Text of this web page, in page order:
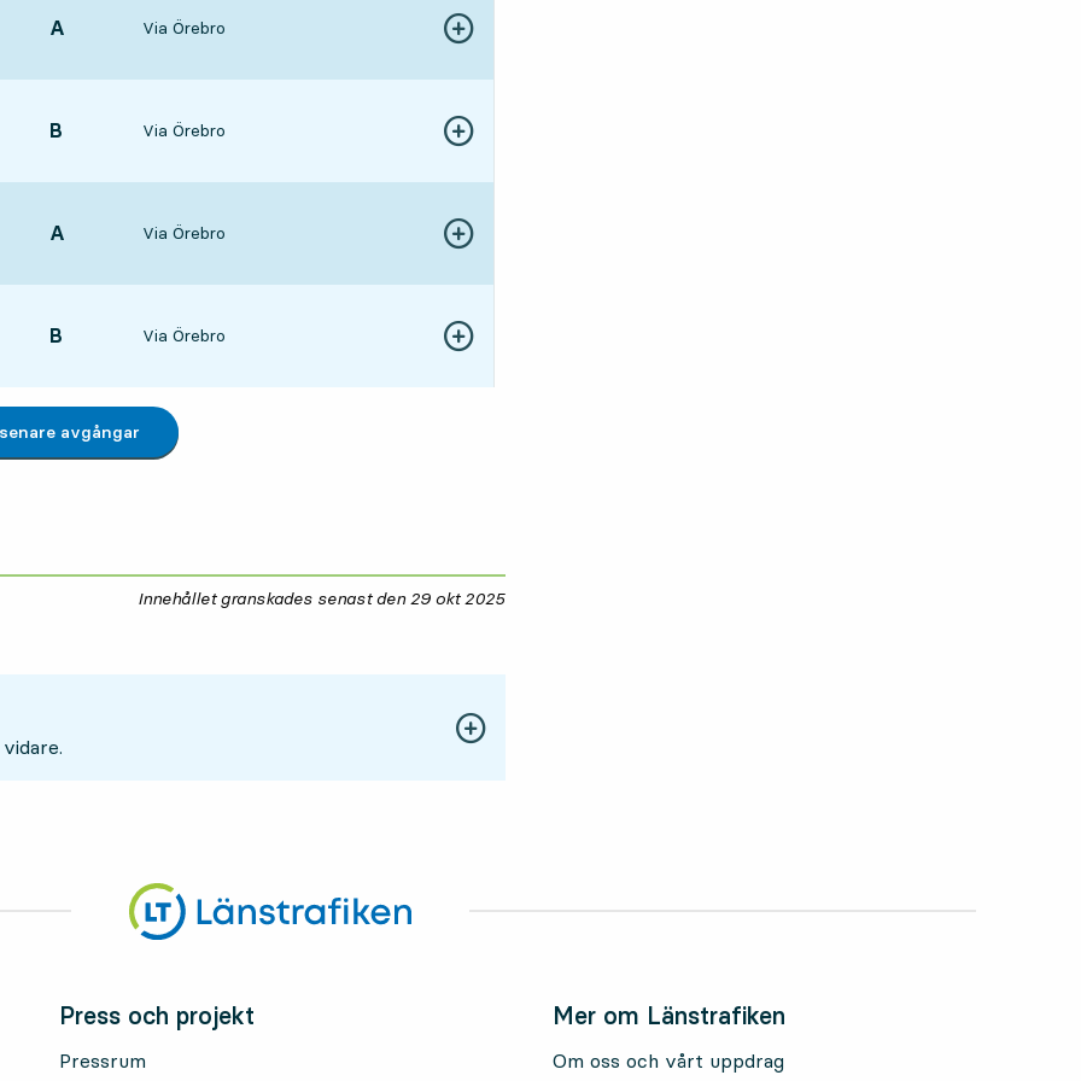
LÄGE,
A Via Örebro Visa fler detaljer
LÄGE,
B Via Örebro Visa fler detaljer
LÄGE,
A Via Örebro Visa fler detaljer
LÄGE,
B Via Örebro Visa fler detaljer
avgångar
Innehållet granskades senast den 29 okt 2025
Press och projekt
Pressrum
Mer om Länstrafiken
Om oss och vårt uppdrag